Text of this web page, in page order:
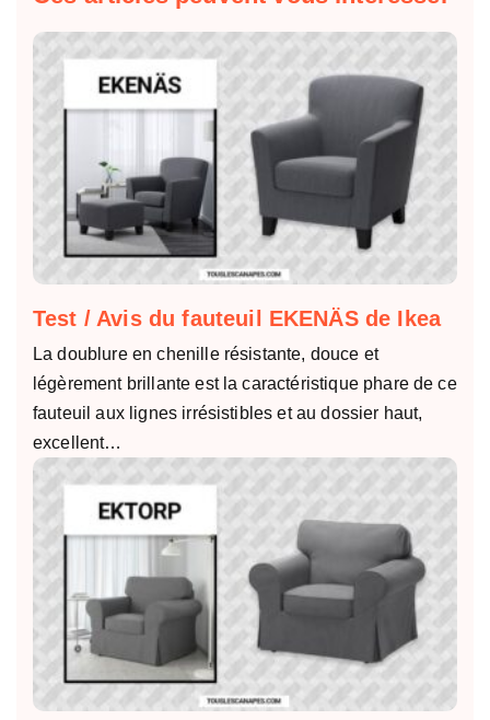
Test / Avis du fauteuil EKENÄS de Ikea
La doublure en chenille résistante, douce et
légèrement brillante est la caractéristique phare de ce
fauteuil aux lignes irrésistibles et au dossier haut,
excellent…